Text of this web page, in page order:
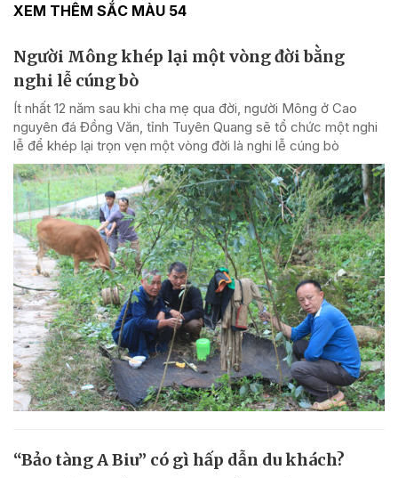
XEM THÊM SẮC MÀU 54
Người Mông khép lại một vòng đời bằng
nghi lễ cúng bò
Ít nhất 12 năm sau khi cha mẹ qua đời, người Mông ở Cao
nguyên đá Đồng Văn, tỉnh Tuyên Quang sẽ tổ chức một nghi
lễ để khép lại trọn vẹn một vòng đời là nghi lễ cúng bò
“Bảo tàng A Biu” có gì hấp dẫn du khách?